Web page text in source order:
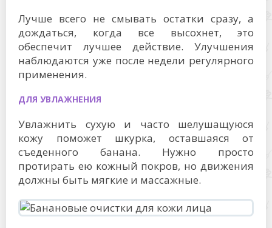
Лучше всего не смывать остатки сразу, а
дождаться, когда все высохнет, это
обеспечит лучшее действие. Улучшения
наблюдаются уже после недели регулярного
применения.
ДЛЯ УВЛАЖНЕНИЯ
Увлажнить сухую и часто шелушащуюся
кожу поможет шкурка, оставшаяся от
съеденного банана. Нужно просто
протирать ею кожный покров, но движения
должны быть мягкие и массажные.